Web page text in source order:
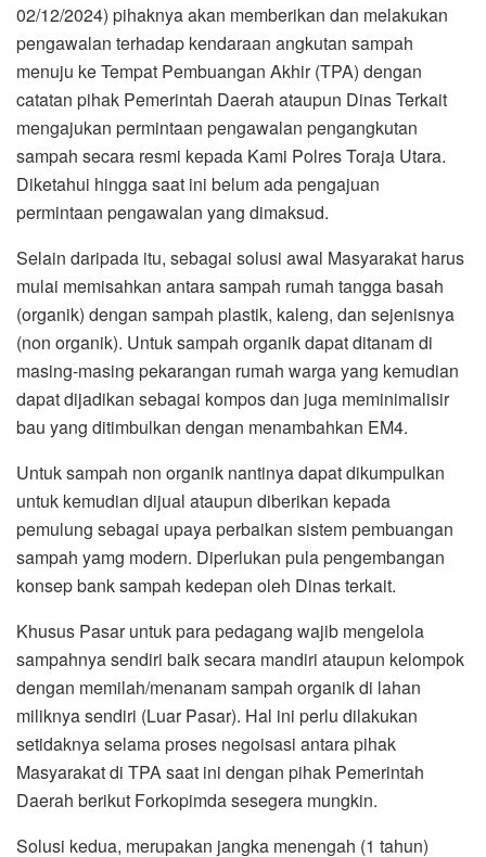
02/12/2024) pihaknya akan memberikan dan melakukan
pengawalan terhadap kendaraan angkutan sampah
menuju ke Tempat Pembuangan Akhir (TPA) dengan
catatan pihak Pemerintah Daerah ataupun Dinas Terkait
mengajukan permintaan pengawalan pengangkutan
sampah secara resmi kepada Kami Polres Toraja Utara.
Diketahui hingga saat ini belum ada pengajuan
permintaan pengawalan yang dimaksud.
Selain daripada itu, sebagai solusi awal Masyarakat harus
mulai memisahkan antara sampah rumah tangga basah
(organik) dengan sampah plastik, kaleng, dan sejenisnya
(non organik). Untuk sampah organik dapat ditanam di
masing-masing pekarangan rumah warga yang kemudian
dapat dijadikan sebagai kompos dan juga meminimalisir
bau yang ditimbulkan dengan menambahkan EM4.
Untuk sampah non organik nantinya dapat dikumpulkan
untuk kemudian dijual ataupun diberikan kepada
pemulung sebagai upaya perbaikan sistem pembuangan
sampah yamg modern. Diperlukan pula pengembangan
konsep bank sampah kedepan oleh Dinas terkait.
Khusus Pasar untuk para pedagang wajib mengelola
sampahnya sendiri baik secara mandiri ataupun kelompok
dengan memilah/menanam sampah organik di lahan
miliknya sendiri (Luar Pasar). Hal ini perlu dilakukan
setidaknya selama proses negoisasi antara pihak
Masyarakat di TPA saat ini dengan pihak Pemerintah
Daerah berikut Forkopimda sesegera mungkin.
Solusi kedua, merupakan jangka menengah (1 tahun)